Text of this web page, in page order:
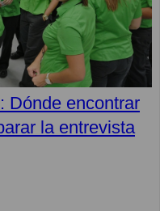
Dónde encontrar
la entrevista